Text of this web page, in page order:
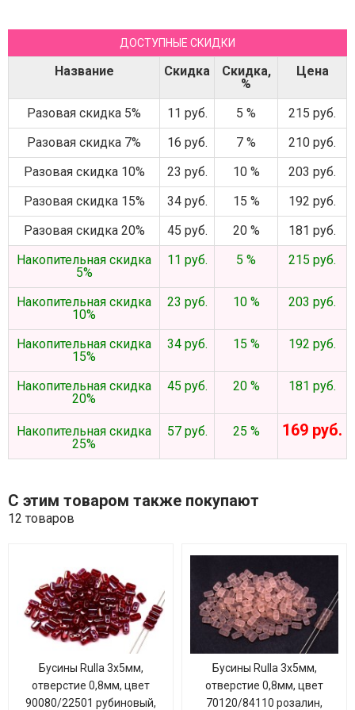
ДОСТУПНЫЕ СКИДКИ
Название Скидка
Скидка,
%
Цена
Разовая скидка 5% 11 руб. 5 %
215 руб.
Разовая скидка 7%
16 руб. 7 %
210 руб.
Разовая скидка 10%
23 руб. 10 %
203 руб.
Разовая скидка 15%
34 руб. 15 %
192 руб.
Разовая скидка 20%
45 руб. 20 %
181 руб.
Накопительная скидка
5%
11 руб. 5 % 215 руб.
Накопительная скидка
10%
23 руб. 10 % 203 руб.
Накопительная скидка
15%
34 руб. 15 % 192 руб.
Накопительная скидка
20%
45 руб. 20 % 181 руб.
Накопительная скидка
25%
57 руб. 25 % 169 руб.
С этим товаром также покупают
12 товаров
Бусины Rulla 3х5мм,
отверстие 0,8мм, цвет
90080/22501 рубиновый,
Бусины Rulla 3х5мм,
отверстие 0,8мм, цвет
70120/84110 розалин,